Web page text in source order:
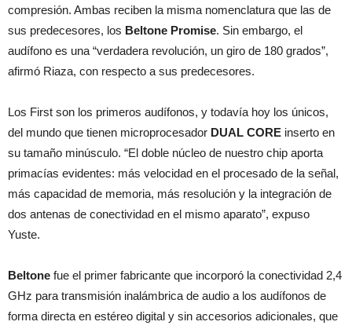
compresión. Ambas reciben la misma nomenclatura que las de
sus predecesores, los Beltone Promise. Sin embargo, el
audífono es una “verdadera revolución, un giro de 180 grados”,
afirmó Riaza, con respecto a sus predecesores.
Los First son los primeros audífonos, y todavía hoy los únicos,
del mundo que tienen microprocesador DUAL CORE inserto en
su tamaño minúsculo. “El doble núcleo de nuestro chip aporta
primacías evidentes: más velocidad en el procesado de la señal,
más capacidad de memoria, más resolución y la integración de
dos antenas de conectividad en el mismo aparato”, expuso
Yuste.
Beltone fue el primer fabricante que incorporó la conectividad 2,4
GHz para transmisión inalámbrica de audio a los audífonos de
forma directa en estéreo digital y sin accesorios adicionales, que